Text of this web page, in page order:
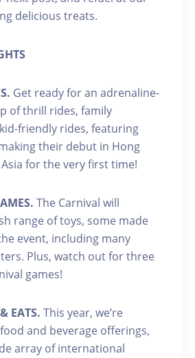
delicious treats.
Get ready for an adrenaline-
of thrill rides, family
friendly rides, featuring
their debut in Hong
for the very first time!
The Carnival will
range of toys, some made
event, including many
Plus, watch out for three
games!
EATS. This year, we’re
and beverage offerings,
array of international